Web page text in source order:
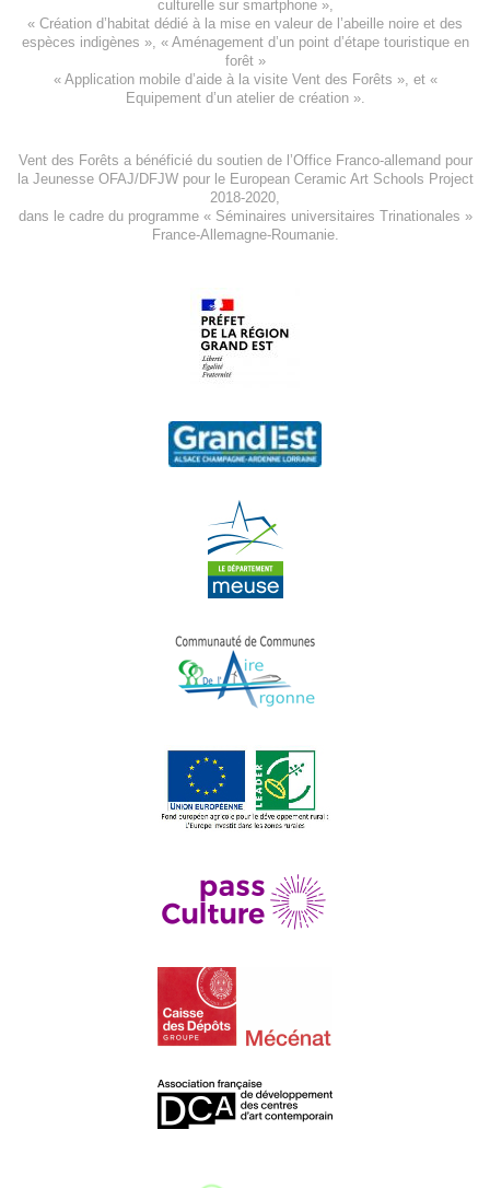
culturelle sur smartphone »,
« Création d’habitat dédié à la mise en valeur de l’abeille noire et des
espèces indigènes », « Aménagement d’un point d’étape touristique en
forêt»
« Application mobile d’aide à la visite Vent des Forêts », et «
Equipement d’un atelier de création».
Vent des Forêts a bénéficié du soutien de l’Office Franco-allemand pour
la Jeunesse OFAJ/DFJWpour leEuropean Ceramic Art Schools Project
2018-2020
dans le cadre du programme « Séminaires universitaires Trinationales »
France-Allemagne-Roumanie.